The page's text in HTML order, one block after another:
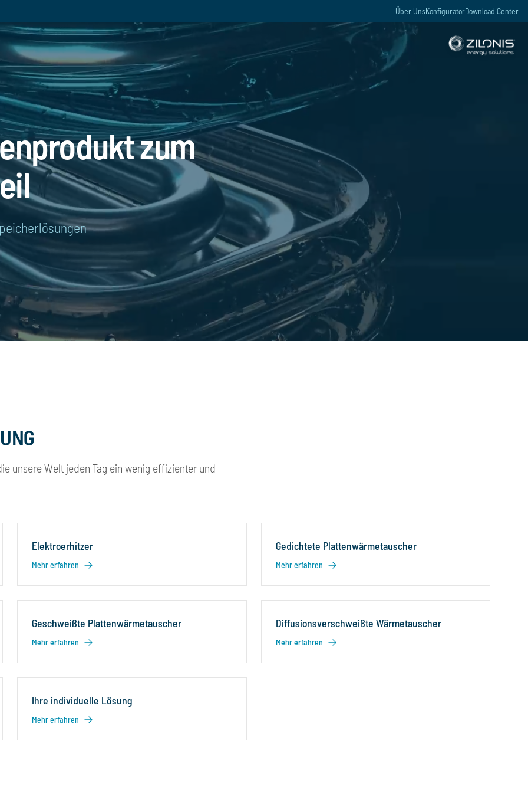
Über UnsKonfiguratorDownload Center
zum
unsere Welt jeden Tag ein wenig effizienter und
Elektroerhitzer
Mehr erfahren
Gedichtete Plattenwärmetauscher
Mehr erfahren
Geschweißte Plattenwärmetauscher
Mehr erfahren
Diffusionsverschweißte Wärmetauscher
Mehr erfahren
Ihre individuelle Lösung
Mehr erfahren